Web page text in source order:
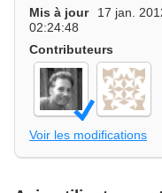
Mis à jour
17 jan.
02:24:48
Contributeurs
Voir les modifications